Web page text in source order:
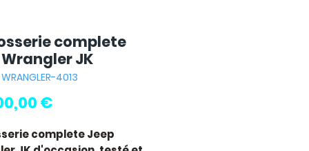
complete
JK
4013
€
complete Jeep